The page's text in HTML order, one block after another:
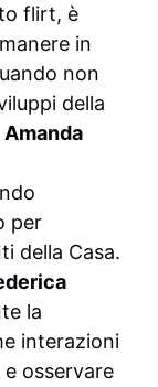
flirt, è
in
non
della
Amanda
per
della Casa.
la
interazioni
osservare